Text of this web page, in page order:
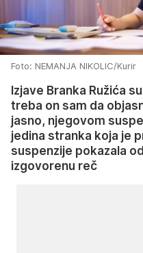
Foto: NEMANJA NIKOLIC/Kurir
Izjave Branka Ružića
treba on sam da
jasno, njegovom
jedina stranka koja je
suspenzije pokazala
izgovorenu reč